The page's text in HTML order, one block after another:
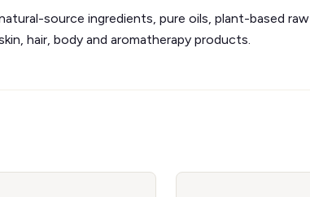
source ingredients, pure oils, plant-based raw
hair, body and aromatherapy products.